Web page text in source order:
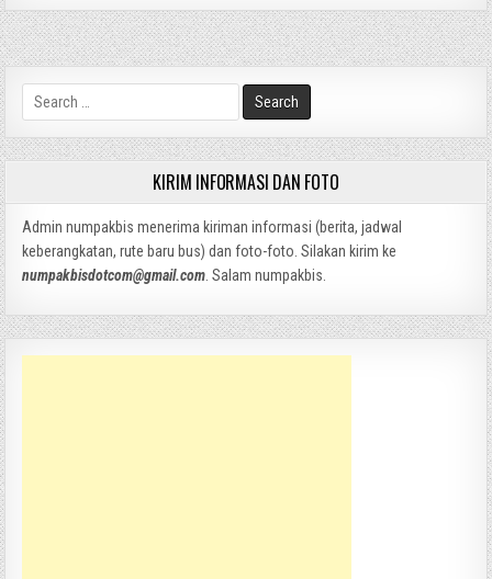
Search
for:
KIRIM INFORMASI DAN FOTO
Admin numpakbis menerima kiriman informasi (berita, jadwal
keberangkatan, rute baru bus) dan foto-foto. Silakan kirim ke
numpakbisdotcom@gmail.com. Salam numpakbis.